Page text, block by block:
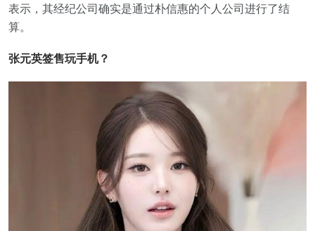
表示，其经纪公司确实是通过朴信惠的个人公司进行了结
算。
张元英签售玩手机？